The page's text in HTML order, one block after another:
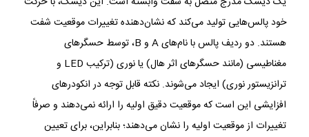
خود پالس‌هایی تولید می‌کند که نشان‌دهنده تغییرات موقعیت شفت
هستند. دو ردیف پالس با نام‌های A و B، توسط حسگرهای
مغناطیسی (مانند حسگرهای اثر هال) یا نوری (ترکیب LED و
ترانزیستور نوری) ایجاد می‌شوند. نکته قابل توجه در انکودرهای
افزایشی این است که موقعیت دقیق اولیه را ارائه نمی‌دهند و صرفاً
تغییرات از موقعیت اولیه را نشان می‌دهند؛ بنابراین، برای تعیین